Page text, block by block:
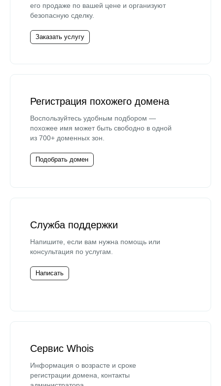
его продаже по вашей цене и организуют
безопасную сделку.
Заказать услугу
Регистрация похожего домена
Воспользуйтесь удобным подбором —
похожее имя может быть свободно в одной
из 700+ доменных зон.
Подобрать домен
Служба поддержки
Напишите, если вам нужна помощь или
консультация по услугам.
Написать
Сервис Whois
Информация о возрасте и сроке
регистрации домена, контакты